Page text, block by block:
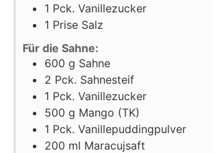
1 Pck. Vanillezucker
1 Prise Salz
Für die Sahne:
600 g Sahne
2 Pck. Sahnesteif
1 Pck. Vanillezucker
500 g Mango (TK)
1 Pck. Vanillepuddingpulver
200 ml Maracujsaft